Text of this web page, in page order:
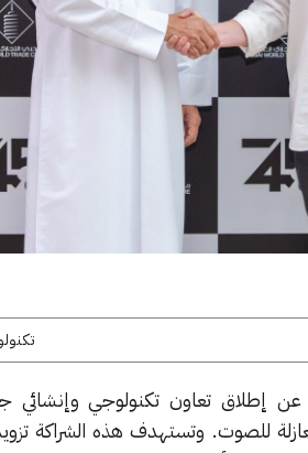
للصوت. وتستهدف هذه الشراكة